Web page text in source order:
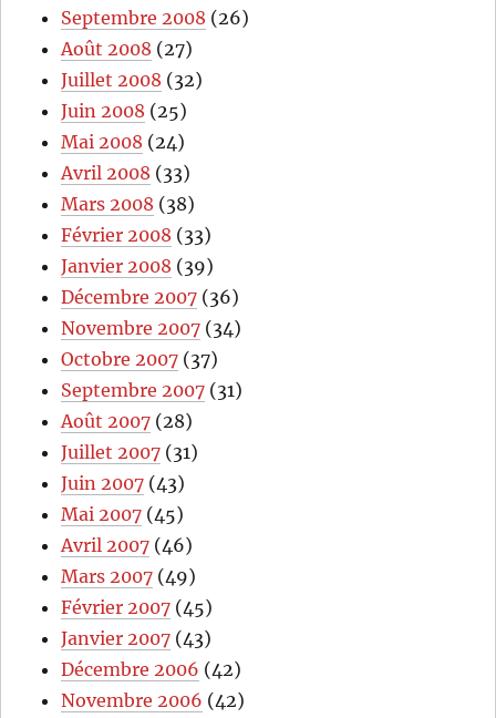
Septembre 2008 (26)
Août 2008 (27)
Juillet 2008 (32)
Juin 2008 (25)
Mai 2008 (24)
Avril 2008 (33)
Mars 2008 (38)
Février 2008 (33)
Janvier 2008 (39)
Décembre 2007 (36)
Novembre 2007 (34)
Octobre 2007 (37)
Septembre 2007 (31)
Août 2007 (28)
Juillet 2007 (31)
Juin 2007 (43)
Mai 2007 (45)
Avril 2007 (46)
Mars 2007 (49)
Février 2007 (45)
Janvier 2007 (43)
Décembre 2006 (42)
Novembre 2006 (42)